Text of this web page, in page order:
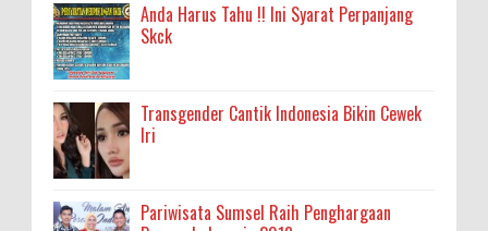
Anda Harus Tahu !! Ini Syarat Perpanjang
Skck
Transgender Cantik Indonesia Bikin Cewek
Iri
Pariwisata Sumsel Raih Penghargaan